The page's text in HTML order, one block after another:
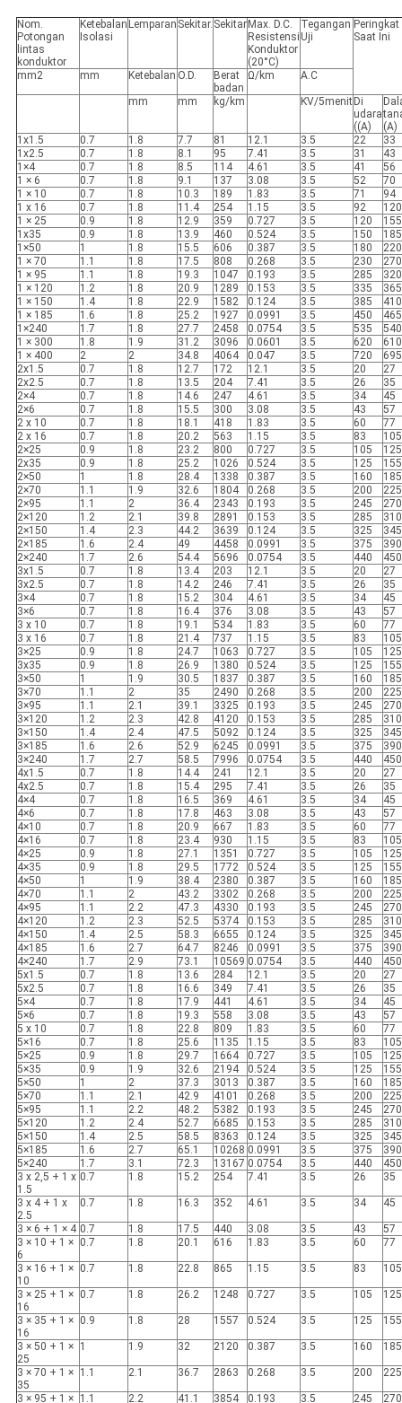
Nom.
Potongan
lintas
konduktor
Ketebalan
Isolasi
Lemparan Sekitar. Sekitar Max. D.C.
Resistensi
Konduktor
(20°C)
Tegangan
Uji
Peringkat
Saat Ini
mm2 mm Ketebalan O.D.
Berat
badan
Ω/km A.C
mm mm kg/km KV/5menit Di
udara
((A)
(A)
1x1.5
0.7 1.8 7.7 81 12.1 3.5 22
33
1x2.5
0.7 1.8 8.1 95 7.41 3.5 31
43
1×4
0.7 1.8 8.5 114 4.61 3.5 41
56
1 × 6
0.7 1.8 9.1 137 3.08 3.5 52
70
1 × 10
0.7 1.8 10.3 189 1.83 3.5 71
94
1 x 16
0.7 1.8 11.4 254 1.15 3.5 92
120
1 × 25
0.9 1.8 12.9 359 0.727 3.5 120
155
1x35
0.9 1.8 13.9 460 0.524 3.5 150
185
1×50
1 1.8 15.5 606 0.387 3.5 180
220
1 × 70
1.1 1.8 17.5 808 0.268 3.5 230
270
1 × 95
1.1 1.8 19.3 1047 0.193 3.5 285
320
1 × 120
1.2 1.8 20.9 1289 0.153 3.5 335
365
1 × 150
1.4 1.8 22.9 1582 0.124 3.5 385
410
1 × 185
1.6 1.8 25.2 1927 0.0991 3.5 450
465
1×240
1.7 1.8 27.7 2458 0.0754 3.5 535
540
1 × 300
1.8 1.9 31.2 3096 0.0601 3.5 620
610
1 × 400
2 2 34.8 4064 0.047 3.5 720
695
2x1.5
0.7 1.8 12.7 172 12.1 3.5 20
27
2x2.5
0.7 1.8 13.5 204 7.41 3.5 26
35
2×4
0.7 1.8 14.6 247 4.61 3.5 34
45
2×6
0.7 1.8 15.5 300 3.08 3.5 43
57
2 x 10
0.7 1.8 18.1 418 1.83 3.5 60
77
2 x 16
0.7 1.8 20.2 563 1.15 3.5 83
105
2×25
0.9 1.8 23.2 800 0.727 3.5 105
125
2x35
0.9 1.8 25.2 1026 0.524 3.5 125
155
2×50
1 1.8 28.4 1338 0.387 3.5 160
185
2×70
1.1 1.9 32.6 1804 0.268 3.5 200
225
2×95
1.1 2 36.4 2343 0.193 3.5 245
270
2×120
1.2 2.1 39.8 2891 0.153 3.5 285
310
2×150
1.4 2.3 44.2 3639 0.124 3.5 325
345
2×185
1.6 2.4 49 4458 0.0991 3.5 375
390
2×240
1.7 2.6 54.4 5696 0.0754 3.5 440
450
3x1.5
0.7 1.8 13.4 203 12.1 3.5 20
27
3x2.5
0.7 1.8 14.2 246 7.41 3.5 26
35
3×4
0.7 1.8 15.2 304 4.61 3.5 34
45
3×6
0.7 1.8 16.4 376 3.08 3.5 43
57
3 x 10
0.7 1.8 19.1 534 1.83 3.5 60
77
3 x 16
0.7 1.8 21.4 737 1.15 3.5 83
105
3×25
0.9 1.8 24.7 1063 0.727 3.5 105
125
3x35
0.9 1.8 26.9 1380 0.524 3.5 125
155
3×50
1 1.9 30.5 1837 0.387 3.5 160
185
3×70
1.1 2 35 2490 0.268 3.5 200
225
3×95
1.1 2.1 39.1 3325 0.193 3.5 245
270
3×120
1.2 2.3 42.8 4120 0.153 3.5 285
310
3×150
1.4 2.4 47.5 5092 0.124 3.5 325
345
3×185
1.6 2.6 52.9 6245 0.0991 3.5 375
390
3×240
1.7 2.7 58.5 7996 0.0754 3.5 440
450
4x1.5
0.7 1.8 14.4 241 12.1 3.5 20
27
4x2.5
0.7 1.8 15.4 295 7.41 3.5 26
35
4×4
0.7 1.8 16.5 369 4.61 3.5 34
45
4×6
0.7 1.8 17.8 463 3.08 3.5 43
57
4×10
0.7 1.8 20.9 667 1.83 3.5 60
77
4×16
0.7 1.8 23.4 930 1.15 3.5 83
105
4×25
0.9 1.8 27.1 1351 0.727 3.5 105
125
4×35
0.9 1.8 29.5 1772 0.524 3.5 125
155
4×50
1 1.9 38.4 2380 0.387 3.5 160
185
4×70
1.1 2 43.2 3302 0.268 3.5 200
225
4×95
1.1 2.2 47.3 4330 0.193 3.5 245
270
4×120
1.2 2.3 52.5 5374 0.153 3.5 285
310
4×150
1.4 2.5 58.3 6655 0.124 3.5 325
345
4×185
1.6 2.7 64.7 8246 0.0991 3.5 375
390
4×240
1.7 2.9 73.1 10569 0.0754 3.5 440
450
5x1.5
0.7 1.8 13.6 284 12.1 3.5 20
27
5x2.5
0.7 1.8 16.6 349 7.41 3.5 26
35
5×4
0.7 1.8 17.9 441 4.61 3.5 34
45
5×6
0.7 1.8 19.3 558 3.08 3.5 43
57
5 x 10
0.7 1.8 22.8 809 1.83 3.5 60
77
5×16
0.7 1.8 25.6 1135 1.15 3.5 83
105
5×25
0.9 1.8 29.7 1664 0.727 3.5 105
125
5×35
0.9 1.9 32.6 2194 0.524 3.5 125
155
5×50
1 2 37.3 3013 0.387 3.5 160
185
5×70
1.1 2.1 42.9 4101 0.268 3.5 200
225
5×95
1.1 2.2 48.2 5382 0.193 3.5 245
270
5×120
1.2 2.4 52.7 6685 0.153 3.5 285
310
5×150
1.4 2.5 58.5 8363 0.124 3.5 325
345
5×185
1.6 2.7 65.1 10268 0.0991 3.5 375
390
5×240
1.7 3.1 72.3 13167 0.0754 3.5 440
450
3 x 2,5 + 1 x
1.5
0.7 1.8 15.2 254 7.41 3.5 26 35
3 x 4 + 1 x
2.5
0.7 1.8 16.3 352 4.61 3.5 34 45
3 × 6 + 1 × 4 0.7 1.8 17.5 440 3.08 3.5 43
57
3 × 10 + 1 ×
6
0.7 1.8 20.1 616 1.83 3.5 60 77
3 × 16 + 1 ×
10
0.7 1.8 22.8 865 1.15 3.5 83 105
3 × 25 + 1 ×
16
0.7 1.8 26.2 1248 0.727 3.5 105 125
3 × 35 + 1 ×
16
0.9 1.8 28 1557 0.524 3.5 125 155
3 × 50 + 1 ×
25
1 1.9 32 2120 0.387 3.5 160 185
3 × 70 + 1 ×
35
1.1 2.1 36.7 2863 0.268 3.5 200 225
3 × 95 + 1 × 1.1 2.2 41.1 3854 0.193 3.5 245 270